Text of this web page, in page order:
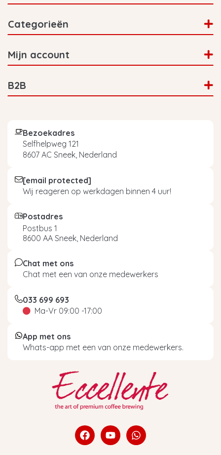
Categorieën
Mijn account
B2B
Bezoekadres
Selfhelpweg 121
8607 AC Sneek, Nederland
[email protected]
Wij reageren op werkdagen binnen 4 uur!
Postadres
Postbus 1
8600 AA Sneek, Nederland
Chat met ons
Chat met een van onze medewerkers
033 699 693
Ma-Vr 09:00 -17:00
App met ons
Whats-app met een van onze medewerkers.